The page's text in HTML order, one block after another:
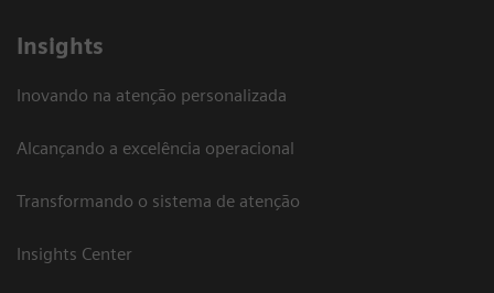
Insights
Inovando na atenção personalizada
Alcançando a excelência operacional
Transformando o sistema de atenção
Insights Center